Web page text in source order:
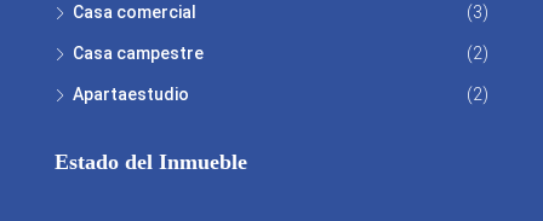
Casa comercial (3)
Casa campestre (2)
Apartaestudio (2)
Estado del Inmueble